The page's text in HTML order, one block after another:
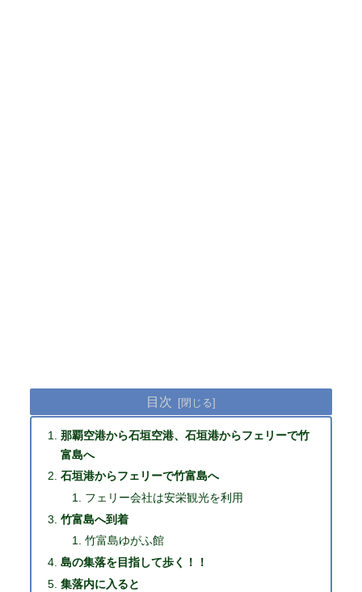
目次
那覇空港から石垣空港、石垣港からフェリーで竹
富島へ
石垣港からフェリーで竹富島へ
フェリー会社は安栄観光を利用
竹富島へ到着
竹富島ゆがふ館
島の集落を目指して歩く！！
集落内に入ると